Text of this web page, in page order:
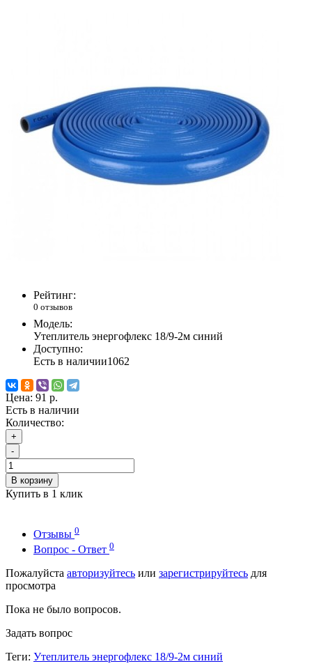
Рейтинг:
0 отзывов
Модель:
Утеплитель энергофлекс 18/9-2м синий
Доступно:
Есть в наличии1062
Цена: 91 р.
Есть в наличии
Количество:
+
-
В корзину
Купить в 1 клик
Отзывы 0
Вопрос - Ответ 0
Пожалуйста авторизуйтесь или зарегистрируйтесь для
просмотра
Пока не было вопросов.
Задать вопрос
Теги: Утеплитель энергофлекс 18/9-2м синий